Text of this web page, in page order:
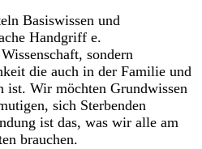
Basiswissen und
Handgriff e.
sondern
die auch in der Familie und
ist. Wir möchten Grundwissen
sich Sterbenden
ist das, was wir alle am
brauchen.